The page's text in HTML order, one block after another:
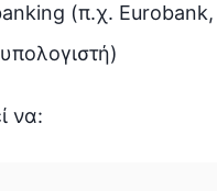
(π.χ. Eurobank,
να: